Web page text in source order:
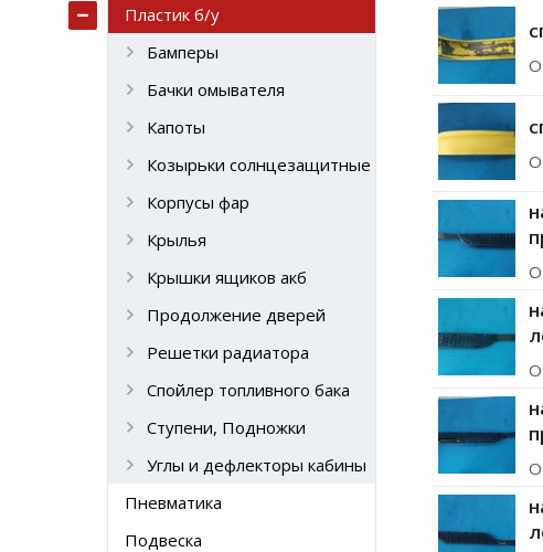
Пластик б/у
Бамперы
Бачки омывателя
Капоты
Козырьки солнцезащитные
Корпусы фар
Крылья
Крышки ящиков акб
Продолжение дверей
Решетки радиатора
Спойлер топливного бака
Ступени, Подножки
Углы и дефлекторы кабины
Пневматика
Подвеска